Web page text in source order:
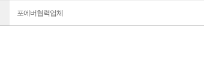
포에버협력업체